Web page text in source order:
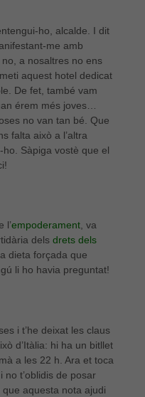
ho, alcalde. I dit
me amb
a nosaltres no ens
aquest hotel dedicat
De fet, també vam
érem més joves…
no van tan bé. Que
falta això a l’altra
Sàpiga vostè que el
l’empoderament, va
dels drets dels
dieta forçada que
li ho havia preguntat!
i t’he deixat les claus
d’Itàlia: hi ha un bitllet
a les 22 h. Ara et toca
i no t’oblidis de posar
que aquesta nota ajudi